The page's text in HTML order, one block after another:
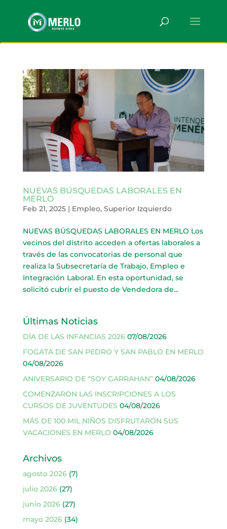
NUEVAS BÚSQUEDAS LABORALES EN
MERLO
Feb 21, 2025| Empleo, Superior Izquierdo
NUEVAS BÚSQUEDAS LABORALES EN MERLO Los
vecinos del distrito acceden a ofertas laborales a
través de las convocatorias de personal que
realiza la Subsecretaría de Trabajo, Empleo e
Integración Laboral. En esta oportunidad, se
solicitó cubrir el puesto de Vendedora de...
Últimas Noticias
DÍA DE LAS INFANCIAS 2026 07/08/2026
FOGATA DE SAN PEDRO Y SAN PABLO EN MERLO
04/08/2026
ANIVERSARIO DE “SOY GARRAHAN” 04/08/2026
COMENZARON LAS INSCRIPCIONES A LOS
CURSOS DE JUVENTUDES 04/08/2026
MÁS DE 100 MIL NIÑOS DISFRUTARON SUS
VACACIONES EN MERLO 04/08/2026
Archivos
agosto 2026(7)
julio 2026(27)
junio 2026(27)
mayo 2026(34)